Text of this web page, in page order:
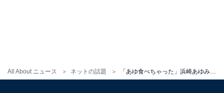
All About ニュース ネットの話題